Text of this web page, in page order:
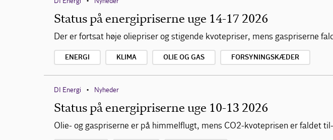
Status på energipriserne uge 14-17 2026
Der er fortsat høje oliepriser og stigende kvotepriser, mens gaspriserne
ENERGI KLIMA OLIE OG GAS FORSYNINGSKÆDER
DI Energi • Nyheder
Status på energipriserne uge 10-13 2026
Olie- og gaspriserne er på himmelflugt, mens CO2-kvoteprisen er faldet